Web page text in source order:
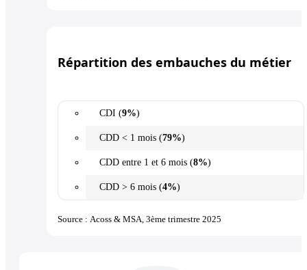
Répartition des embauches du métier
CDI (9%)
CDD < 1 mois (79%)
CDD entre 1 et 6 mois (8%)
CDD > 6 mois (4%)
Source : Acoss & MSA, 3ème trimestre 2025